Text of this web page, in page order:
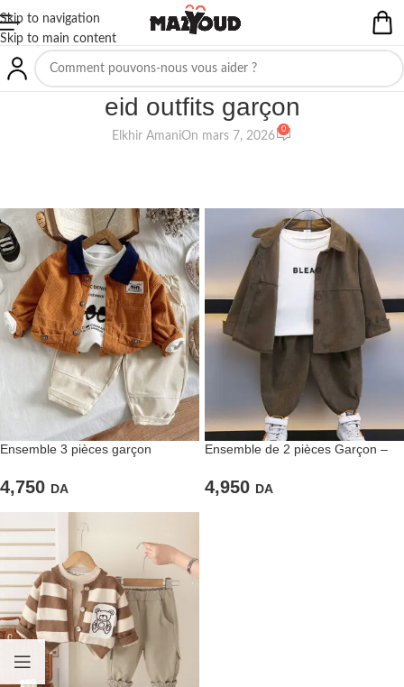
Skip to navigation
Skip to main content
eid outfits garçon
Elkhir AmaniOn mars 7, 2026
0
Ensemble 3 pièces garçon
4,750 DA
Ensemble de 2 pièces Garçon –
Côtelé
4,950 DA